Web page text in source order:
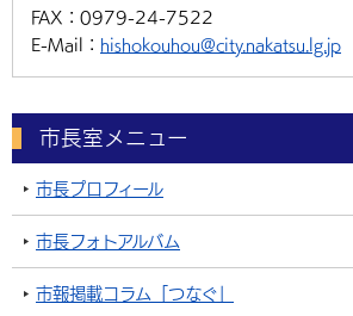
FAX： 0979-24-7522
E-Mail： hishokouhou@city.nakatsu.lg.jp
市長室メニュー
市長プロフィール
市長フォトアルバム
市報掲載コラム「つなぐ」